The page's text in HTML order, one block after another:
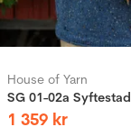
House of Yarn
1 359 kr